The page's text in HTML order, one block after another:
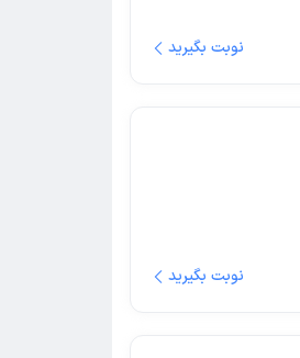
نوبت بگیرید
نوبت بگیرید